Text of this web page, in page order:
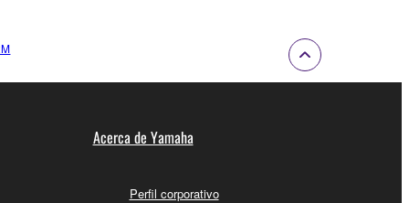
Acerca de Yamaha
Perfil corporativo